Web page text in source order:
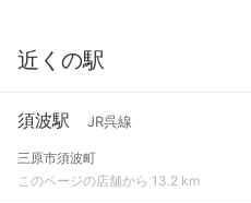
近くの駅
須波駅 JR呉線
三原市須波町
このページの店舗から 13.2 km